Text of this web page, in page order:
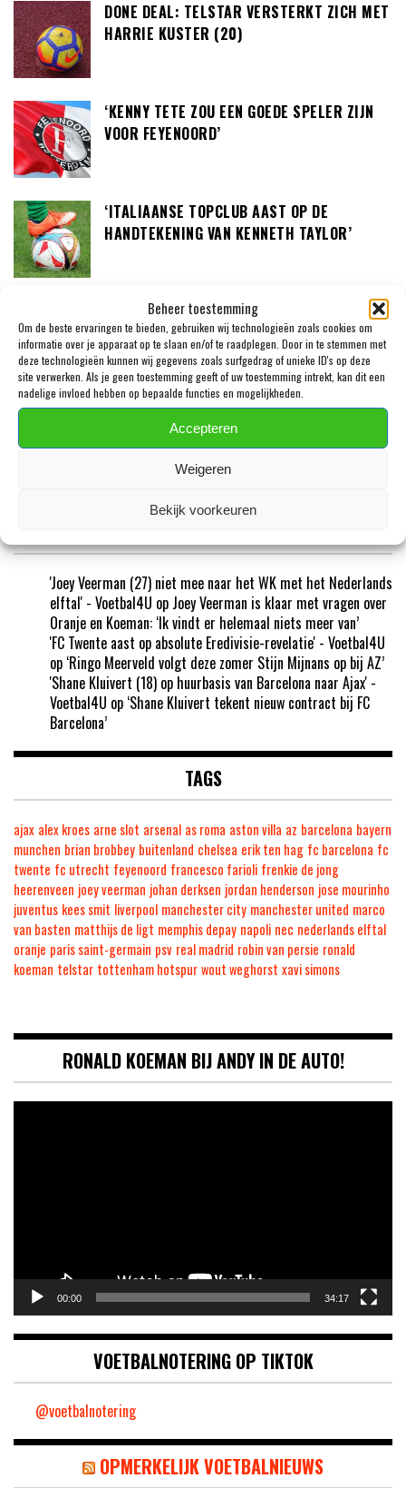
Beheer toestemming
Om de beste ervaringen te bieden, gebruiken wij technologieën zoals cookies om
informatie over je apparaat op te slaan en/of te raadplegen. Door in te stemmen met
deze technologieën kunnen wij gegevens zoals surfgedrag of unieke ID's op deze
site verwerken. Als je geen toestemming geeft of uw toestemming intrekt, kan dit een
nadelige invloed hebben op bepaalde functies en mogelijkheden.
Accepteren
Weigeren
Bekijk voorkeuren
DONE DEAL: TELSTAR VERSTERKT ZICH MET
HARRIE KUSTER (20)
‘KENNY TETE ZOU EEN GOEDE SPELER ZIJN
VOOR FEYENOORD’
‘ITALIAANSE TOPCLUB AAST OP DE
HANDTEKENING VAN KENNETH TAYLOR’
‘AZ WIL PEER KOOPMEINERS NIET VERKOPEN
AAN CLUB BRUGGE’
JULIAN RIJKHOFF ZET ZIJN LOOPBAAN VOORT
BIJ ANDORRA FC
'Joey Veerman (27) niet mee naar het WK met het Nederlands
elftal' - Voetbal4U op Joey Veerman is klaar met vragen over
Oranje en Koeman: ‘Ik vindt er helemaal niets meer van’
'FC Twente aast op absolute Eredivisie-revelatie' - Voetbal4U
op ‘Ringo Meerveld volgt deze zomer Stijn Mijnans op bij AZ’
'Shane Kluivert (18) op huurbasis van Barcelona naar Ajax' -
Voetbal4U op ‘Shane Kluivert tekent nieuw contract bij FC
Barcelona’
TAGS
ajax alex kroes arne slot arsenal as roma aston villa az barcelona bayern
munchen brian brobbey buitenland chelsea erik ten hag fc barcelona fc
twente fc utrecht feyenoord francesco farioli frenkie de jong
heerenveen joey veerman johan derksen jordan henderson jose mourinho
juventus kees smit liverpool manchester city manchester united marco
van basten matthijs de ligt memphis depay napoli nec nederlands elftal
oranje paris saint-germain psv real madrid robin van persie ronald
koeman telstar tottenham hotspurwout weghorst xavi simons
RONALD KOEMAN BIJ ANDY IN DE AUTO!
00:00 34:17
VOETBALNOTERING OP TIKTOK
@voetbalnotering
OPMERKELIJK VOETBALNIEUWS